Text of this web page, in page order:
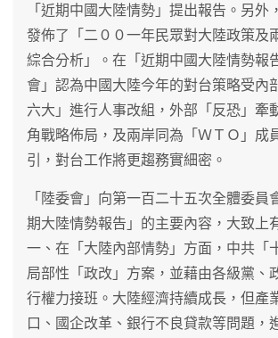
「近期中國大陸情勢」提出報告。另外
發佈了「二００一年民眾對大陸政策及
綜合分析」。在「近期中國大陸情勢報
會」認為中國大陸今年的對台策略受內
六大」進行人事改組，外部「反恐」牽
角戰略佈局，及兩岸同為「ＷＴＯ」成
引，對台工作將更趨務實細密。
「陸委會」向第一百二十五次全體委員
期大陸情勢報告」的主要內容，大致上
一、在「大陸內部情勢」方面，中共「
局部性「政改」方案，並藉由各級黨、
行權力接班。大陸經濟持續成長，但產
口、國企改革、銀行不良貸款等問題，